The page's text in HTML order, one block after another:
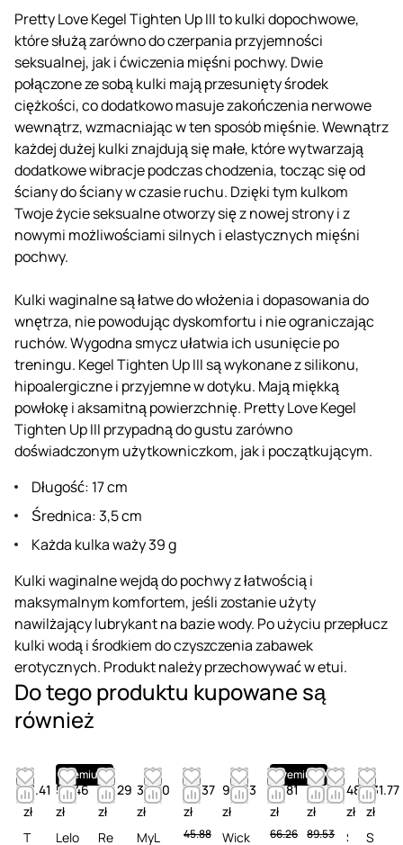
Pretty Love Kegel Tighten Up III to kulki dopochwowe,
które służą zarówno do czerpania przyjemności
seksualnej, jak i ćwiczenia mięśni pochwy. Dwie
połączone ze sobą kulki mają przesunięty środek
ciężkości, co dodatkowo masuje zakończenia nerwowe
wewnątrz, wzmacniając w ten sposób mięśnie. Wewnątrz
każdej dużej kulki znajdują się małe, które wytwarzają
dodatkowe wibracje podczas chodzenia, tocząc się od
ściany do ściany w czasie ruchu. Dzięki tym kulkom
Twoje życie seksualne otworzy się z nowej strony i z
nowymi możliwościami silnych i elastycznych mięśni
pochwy.
Kulki waginalne są łatwe do włożenia i dopasowania do
wnętrza, nie powodując dyskomfortu i nie ograniczając
ruchów. Wygodna smycz ułatwia ich usunięcie po
treningu. Kegel Tighten Up III są wykonane z silikonu,
hipoalergiczne i przyjemne w dotyku. Mają miękką
powłokę i aksamitną powierzchnię. Pretty Love Kegel
Tighten Up III przypadną do gustu zarówno
doświadczonym użytkowniczkom, jak i początkującym.
Długość: 17 cm
Średnica: 3,5 cm
Każda kulka waży 39 g
Kulki waginalne wejdą do pochwy z łatwością i
maksymalnym komfortem, jeśli zostanie użyty
nawilżający lubrykant na bazie wody. Po użyciu przepłucz
kulki wodą i środkiem do czyszczenia zabawek
erotycznych. Produkt należy przechowywać w etui.
Do tego produktu kupowane są
również
41.41
zł
T
Premium
54.46
zł
Lelo
49.29
zł
Re
32.20
zł
MyL
23.37
zł
45.88
90.53
zł
Wick
Premium
57.81
zł
66.26
66.42
zł
89.53
48.61
zł
S
131.77
zł
S